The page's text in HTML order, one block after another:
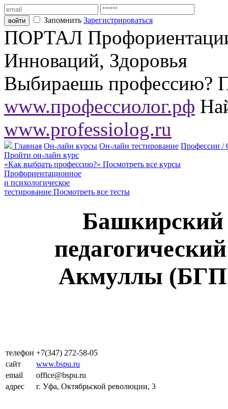
Запомнить Зарегистрироваться
ПОРТАЛ
Инноваций, Здоровья
Выбираешь профессию?
www.профессиолог.рф
www.professiolog.ru
Главная Он-лайн курсы Он-лайн тестирование Профессии /
Пройти он-лайн курс
«Как выбрать профессию?» Посмотреть все курсы
Профориентационное
и психологическое
тестирование Посмотреть все тесты
Башкирский
Акмуллы
телефон +7(347) 272-58-05
сайт
www.bspu.ru
email
office@bspu.ru
адрес
г. Уфа, Октябрьской революции, 3